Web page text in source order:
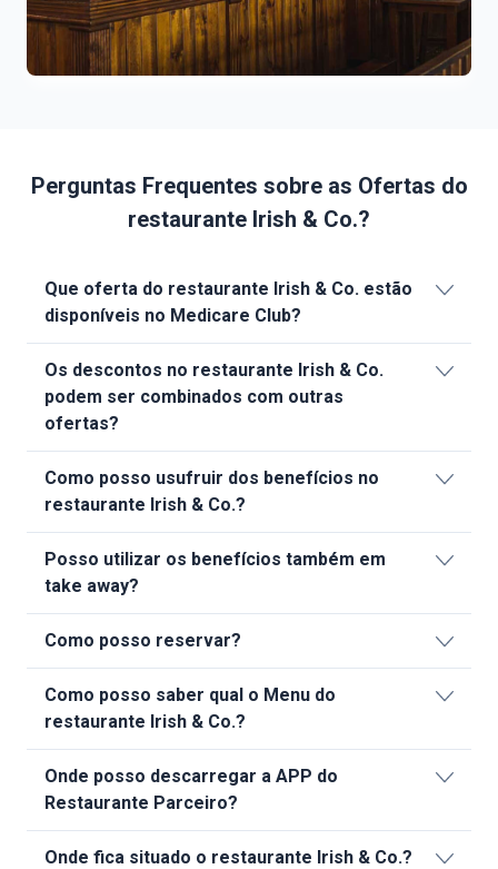
Perguntas Frequentes sobre as Ofertas do
restaurante Irish & Co.?
Que oferta do restaurante Irish & Co. estão
disponíveis no Medicare Club?
Os descontos no restaurante Irish & Co.
podem ser combinados com outras
ofertas?
Como posso usufruir dos benefícios no
restaurante Irish & Co.?
Posso utilizar os benefícios também em
take away?
Como posso reservar?
Como posso saber qual o Menu do
restaurante Irish & Co.?
Onde posso descarregar a APP do
Restaurante Parceiro?
Onde fica situado o restaurante Irish & Co.?